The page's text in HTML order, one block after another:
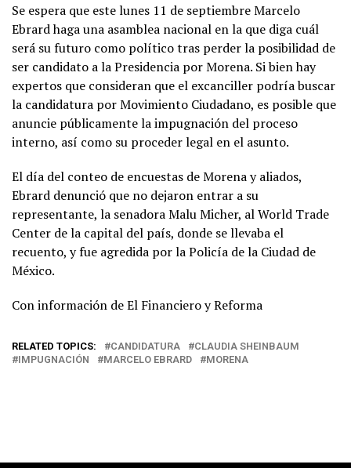
Se espera que este lunes 11 de septiembre Marcelo
Ebrard haga una asamblea nacional en la que diga cuál
será su futuro como político tras perder la posibilidad de
ser candidato a la Presidencia por Morena. Si bien hay
expertos que consideran que el excanciller podría buscar
la candidatura por Movimiento Ciudadano, es posible que
anuncie públicamente la impugnación del proceso
interno, así como su proceder legal en el asunto.
El día del conteo de encuestas de Morena y aliados,
Ebrard denunció que no dejaron entrar a su
representante, la senadora Malu Micher, al World Trade
Center de la capital del país, donde se llevaba el
recuento, y fue agredida por la Policía de la Ciudad de
México.
Con información de El Financiero y Reforma
RELATED TOPICS: CANDIDATURA
CLAUDIA SHEINBAUM
IMPUGNACIÓN
MARCELO EBRARD MORENA